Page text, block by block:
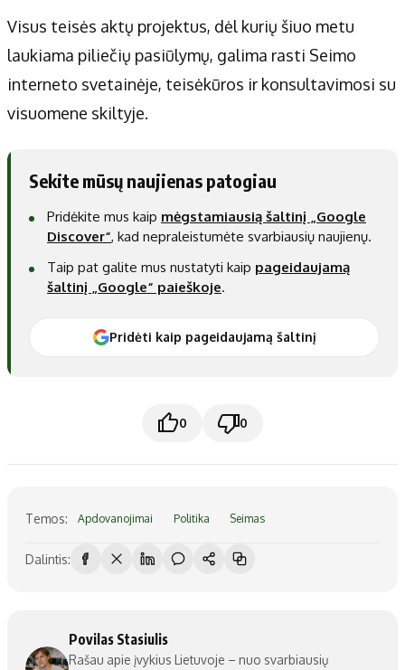
Visus teisės aktų projektus, dėl kurių šiuo metu
laukiama piliečių pasiūlymų, galima rasti Seimo
interneto svetainėje, teisėkūros ir konsultavimosi su
visuomene skiltyje.
Sekite mūsų naujienas patogiau
Pridėkite mus kaip mėgstamiausią šaltinį „Google
Discover“, kad nepraleistumėte svarbiausių naujienų.
Taip pat galite mus nustatyti kaip pageidaujamą
šaltinį „Google“ paieškoje.
Pridėti kaip pageidaujamą šaltinį
0 0
Temos: Apdovanojimai Politika Seimas
Dalintis:
Povilas Stasiulis
Rašau apie įvykius Lietuvoje – nuo svarbiausių